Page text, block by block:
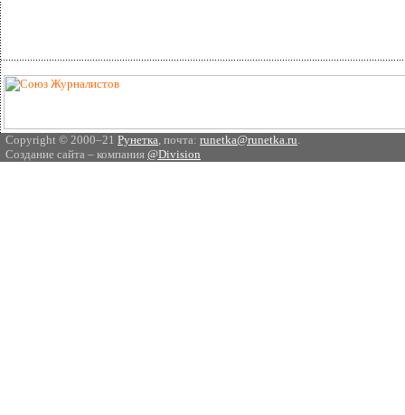
Copyright © 2000–21 Рунетка, почта: runetka@runetka.ru.
Создание сайта – компания @Division